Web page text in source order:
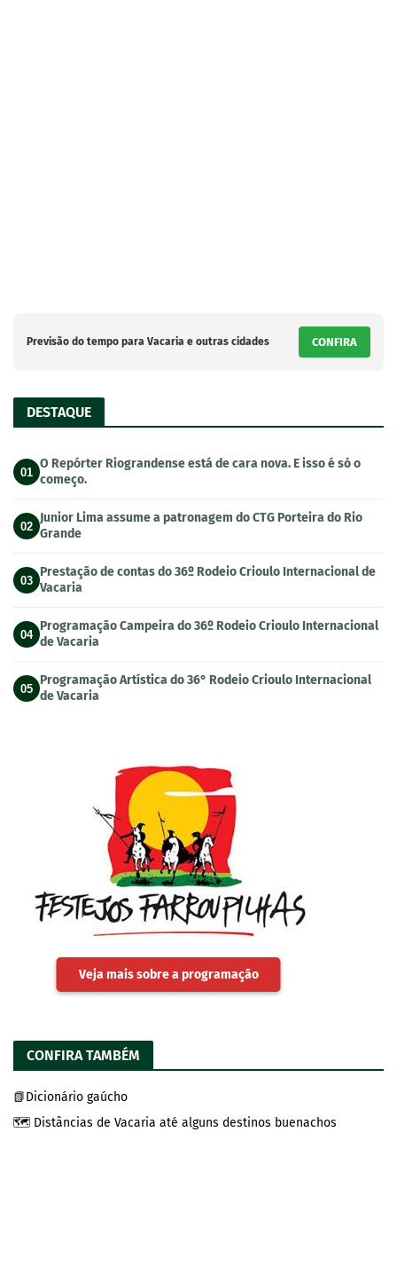
Previsão do tempo para Vacaria e outras cidades CONFIRA
DESTAQUE
01
O Repórter Riograndense está de cara nova. E isso é só o
começo.
02
Junior Lima assume a patronagem do CTG Porteira do Rio
Grande
03
Prestação de contas do 36º Rodeio Crioulo Internacional de
Vacaria
04
Programação Campeira do 36º Rodeio Crioulo Internacional
de Vacaria
05
Programação Artística do 36° Rodeio Crioulo Internacional
de Vacaria
Veja mais sobre a programação
CONFIRA TAMBÉM
📗Dicionário gaúcho
🗺️ Distâncias de Vacaria até alguns destinos buenachos